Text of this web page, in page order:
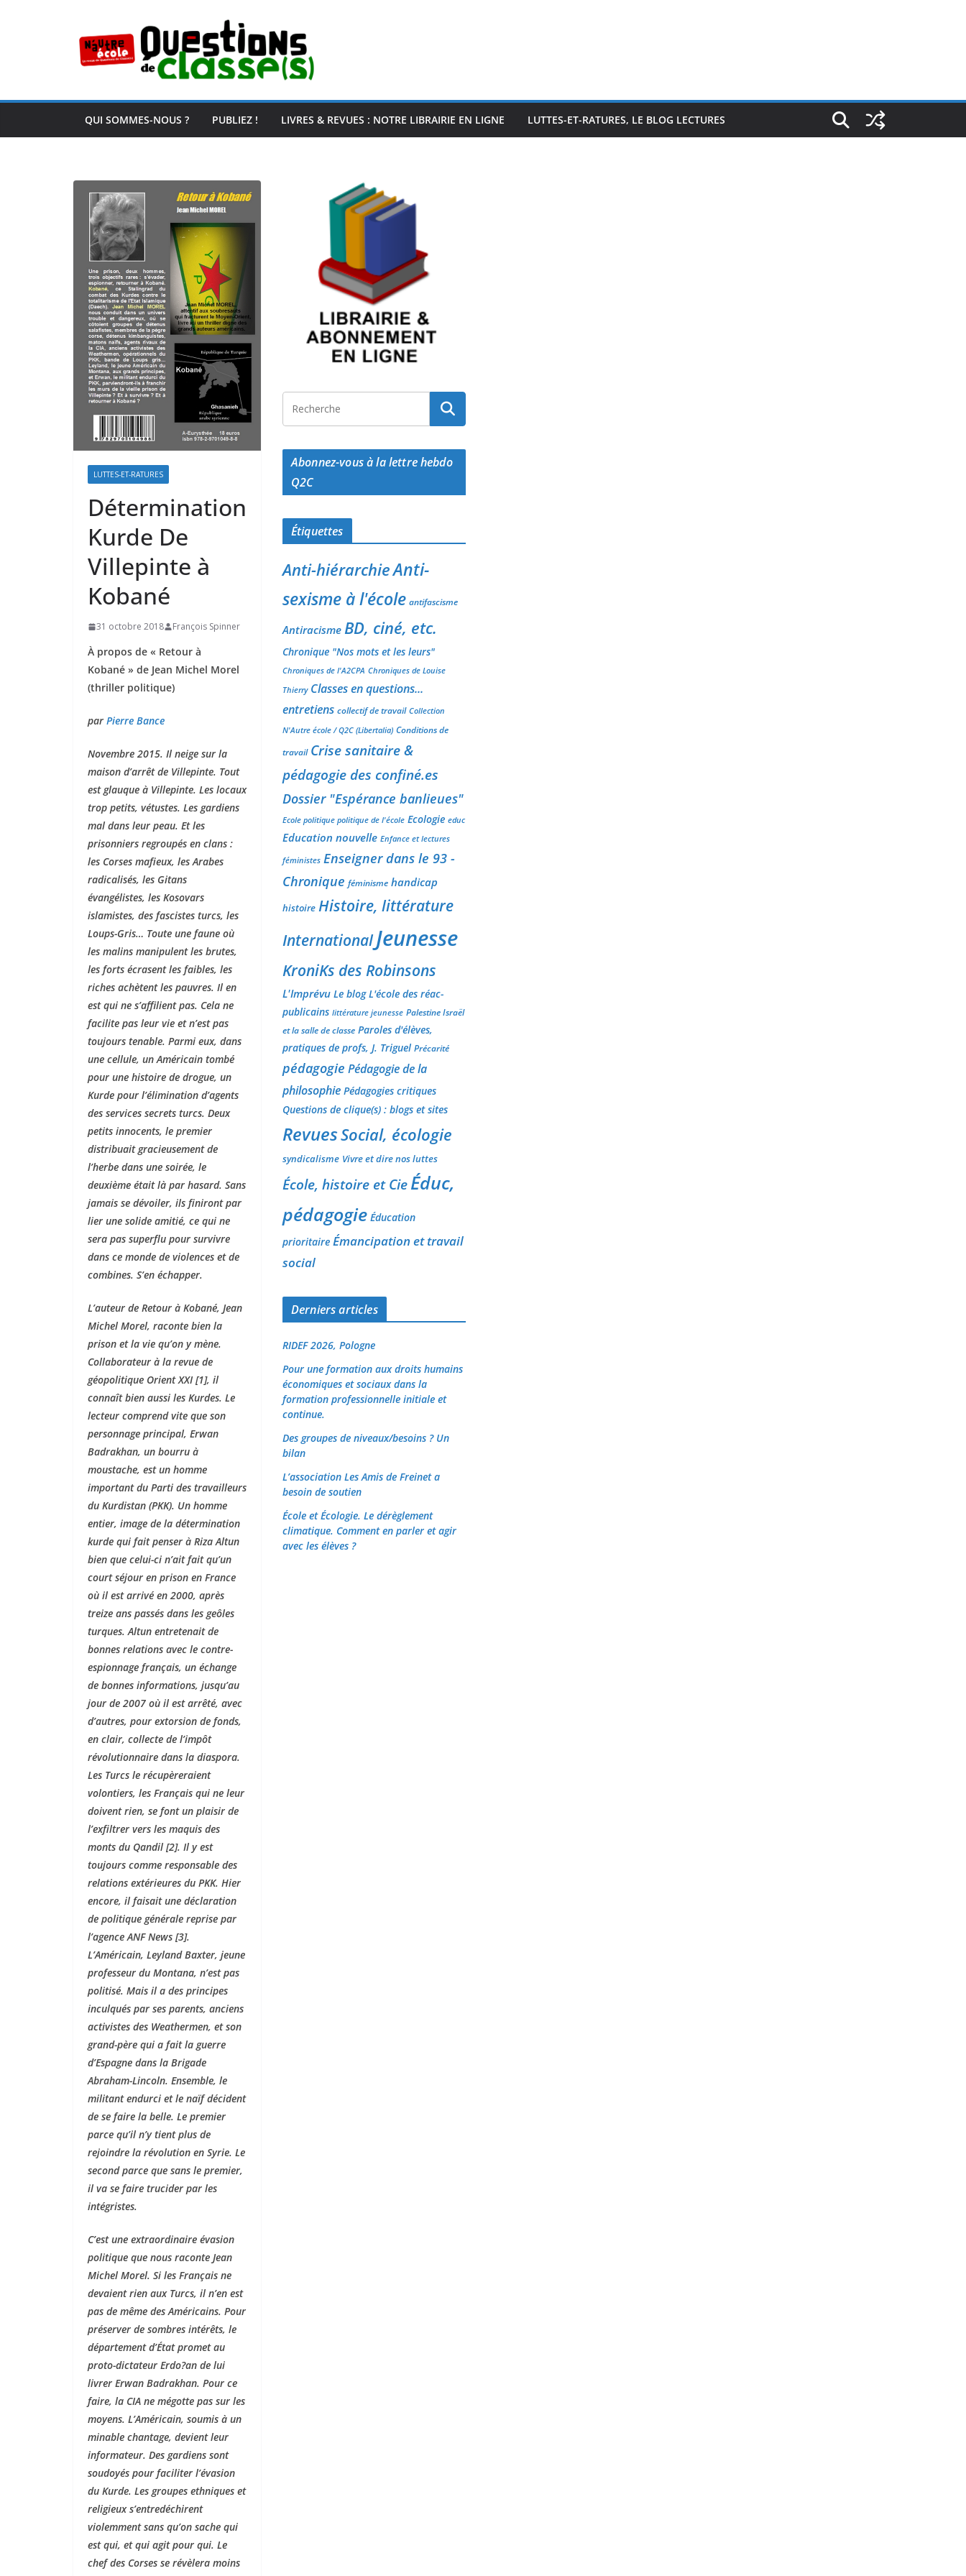
QUI SOMMES-NOUS ? PUBLIEZ ! LIVRES & REVUES : NOTRE LIBRAIRIE EN LIGNE LUTTES-ET-RATURES, LE BLOG LECTURES
LUTTES-ET-RATURES
Détermination
Kurde De
Villepinte à
Kobané
31 octobre 2018 François Spinner
À propos de « Retour à
Kobané » de Jean Michel Morel
(thriller politique)
par Pierre Bance
Novembre 2015. Il neige sur la
maison d’arrêt de Villepinte. Tout
est glauque à Villepinte. Les locaux
trop petits, vétustes. Les gardiens
mal dans leur peau. Et les
prisonniers regroupés en clans :
les Corses mafieux, les Arabes
radicalisés, les Gitans
évangélistes, les Kosovars
islamistes, des fascistes turcs, les
Loups-Gris… Toute une faune où
les malins manipulent les brutes,
les forts écrasent les faibles, les
riches achètent les pauvres. Il en
est qui ne s’affilient pas. Cela ne
facilite pas leur vie et n’est pas
toujours tenable. Parmi eux, dans
une cellule, un Américain tombé
pour une histoire de drogue, un
Kurde pour l’élimination d’agents
des services secrets turcs. Deux
petits innocents, le premier
distribuait gracieusement de
l’herbe dans une soirée, le
deuxième était là par hasard. Sans
jamais se dévoiler, ils finiront par
lier une solide amitié, ce qui ne
sera pas superflu pour survivre
dans ce monde de violences et de
combines. S’en échapper.
L’auteur de Retour à Kobané, Jean
Michel Morel, raconte bien la
prison et la vie qu’on y mène.
Collaborateur à la revue de
géopolitique Orient XXI [1], il
connaît bien aussi les Kurdes. Le
lecteur comprend vite que son
personnage principal, Erwan
Badrakhan, un bourru à
moustache, est un homme
important du Parti des travailleurs
du Kurdistan (PKK). Un homme
entier, image de la détermination
kurde qui fait penser à Riza Altun
bien que celui-ci n’ait fait qu’un
court séjour en prison en France
où il est arrivé en 2000, après
treize ans passés dans les geôles
turques. Altun entretenait de
bonnes relations avec le contre-
espionnage français, un échange
de bonnes informations, jusqu’au
jour de 2007 où il est arrêté, avec
d’autres, pour extorsion de fonds,
en clair, collecte de l’impôt
révolutionnaire dans la diaspora.
Les Turcs le récupèreraient
volontiers, les Français qui ne leur
doivent rien, se font un plaisir de
l’exfiltrer vers les maquis des
monts du Qandil [2]. Il y est
toujours comme responsable des
relations extérieures du PKK. Hier
encore, il faisait une déclaration
de politique générale reprise par
l’agence ANF News [3].
L’Américain, Leyland Baxter, jeune
professeur du Montana, n’est pas
politisé. Mais il a des principes
inculqués par ses parents, anciens
activistes des Weathermen, et son
grand-père qui a fait la guerre
d’Espagne dans la Brigade
Abraham-Lincoln. Ensemble, le
militant endurci et le naïf décident
de se faire la belle. Le premier
parce qu’il n’y tient plus de
rejoindre la révolution en Syrie. Le
second parce que sans le premier,
il va se faire trucider par les
intégristes.
C’est une extraordinaire évasion
politique que nous raconte Jean
Michel Morel. Si les Français ne
devaient rien aux Turcs, il n’en est
pas de même des Américains. Pour
préserver de sombres intérêts, le
département d’État promet au
proto-dictateur Erdo?an de lui
livrer Erwan Badrakhan. Pour ce
faire, la CIA ne mégotte pas sur les
moyens. L’Américain, soumis à un
minable chantage, devient leur
informateur. Des gardiens sont
soudoyés pour faciliter l’évasion
du Kurde. Les groupes ethniques et
religieux s’entredéchirent
violemment sans qu’on sache qui
est qui, et qui agit pour qui. Le
chef des Corses se révèlera moins
Abonnez-vous à la lettre hebdo
Q2C
Étiquettes
Anti-hiérarchieAnti-
sexisme à l'école antifascisme
Antiracisme BD, ciné, etc.
Chronique "Nos mots et les leurs"
Chroniques de l'A2CPA Chroniques de Louise
Thierry Classes en questions...
entretiens collectif de travail Collection
N'Autre école / Q2C (Libertalia) Conditions de
travail Crise sanitaire &
pédagogie des confiné.es
Dossier "Espérance banlieues"
Ecole politique politique de l'école Ecologie educ
Education nouvelle Enfance et lectures
féministes Enseigner dans le 93 -
Chronique féminisme handicap
histoire Histoire, littérature
InternationalJeunesse
KroniKs des Robinsons
L'Imprévu Le blog L'école des réac-
publicains littérature jeunesse Palestine Israël
et la salle de classe Paroles d'élèves,
pratiques de profs, J. Triguel Précarité
pédagogie Pédagogie de la
philosophie Pédagogies critiques
Questions de clique(s) : blogs et sites
RevuesSocial, écologie
syndicalisme Vivre et dire nos luttes
École, histoire et CieÉduc,
pédagogie Éducation
prioritaire Émancipation et travail
social
Derniers articles
RIDEF 2026, Pologne
Pour une formation aux droits humains
économiques et sociaux dans la
formation professionnelle initiale et
continue.
Des groupes de niveaux/besoins ? Un
bilan
L’association Les Amis de Freinet a
besoin de soutien
École et Écologie. Le dérèglement
climatique. Comment en parler et agir
avec les élèves ?